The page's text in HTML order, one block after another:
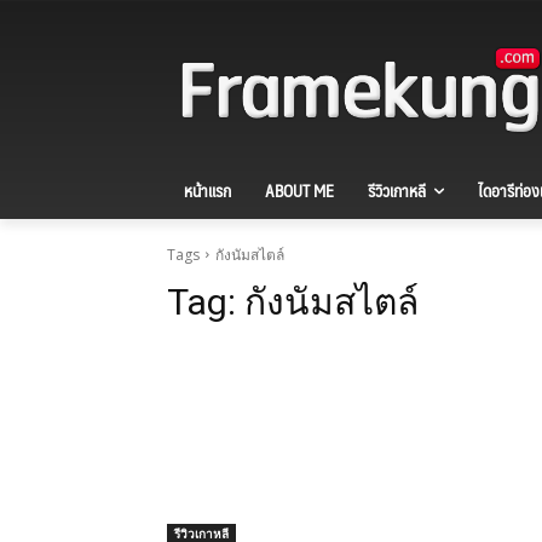
หน้าแรก ABOUT ME รีวิวเกาหลี ไดอารีท่อ
Tags กังนัมสไตล์
Tag: กังนัมสไตล์
รีวิวเกาหลี